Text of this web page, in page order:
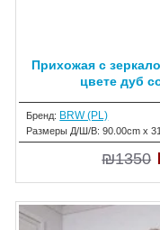
Бренд: BRW (PL)
Размеры Д/Ш/В: 90.00cm x
Прихожая с
цвете дуб
₪1350